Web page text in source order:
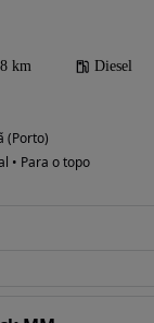
km Diesel
(Porto)
• Para o topo